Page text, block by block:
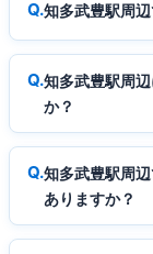
知多武豊駅周
知多武豊駅周
か？
知多武豊駅周
ありますか？